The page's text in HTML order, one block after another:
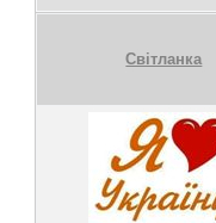
Світланка